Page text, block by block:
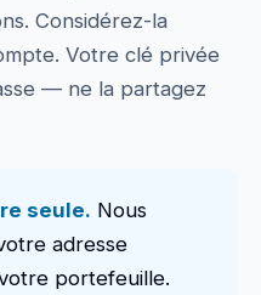
Considérez-la
Votre clé privée
— ne la partagez
seule. Nous
adresse
portefeuille.